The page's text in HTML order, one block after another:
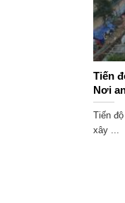
Tiến
Nơi
Tiến
xây ...